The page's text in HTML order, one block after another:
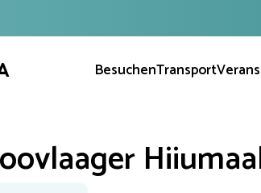
BesuchenTransport